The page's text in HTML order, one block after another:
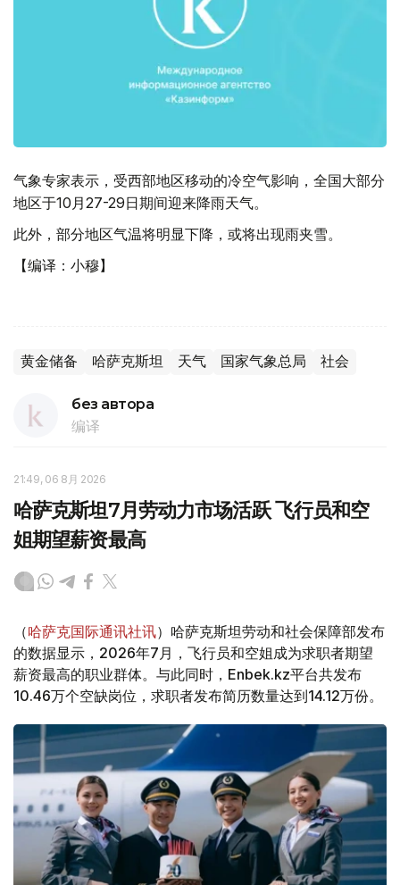
气象专家表示，受西部地区移动的冷空气影响，全国大部分
地区于10月27-29日期间迎来降雨天气。
此外，部分地区气温将明显下降，或将出现雨夹雪。
【编译：小穆】
黄金储备 哈萨克斯坦 天气 国家气象总局 社会
без автора
编译
21:49, 06 8月 2026
哈萨克斯坦7月劳动力市场活跃 飞行员和空
姐期望薪资最高
（哈萨克国际通讯社讯）哈萨克斯坦劳动和社会保障部发布
的数据显示，2026年7月，飞行员和空姐成为求职者期望
薪资最高的职业群体。与此同时，Enbek.kz平台共发布
10.46万个空缺岗位，求职者发布简历数量达到14.12万份。